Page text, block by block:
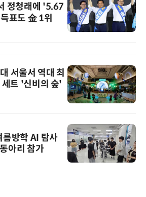
정청래에 '5.67
표도 金 1위
서울서 역대 최
트 '신비의 숲'
방학 AI 탐사
대' 운영…10개 AI 동아리 참가